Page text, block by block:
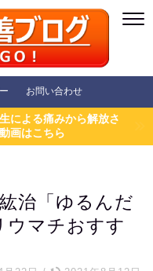
お問い合わせ
による痛みから解放さ
画はこちら
治「ゆるんだ
ウマチおすす